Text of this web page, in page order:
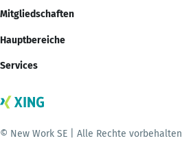
Mitgliedschaften
Hauptbereiche
Services
© New Work SE | Alle Rechte vorbehalten